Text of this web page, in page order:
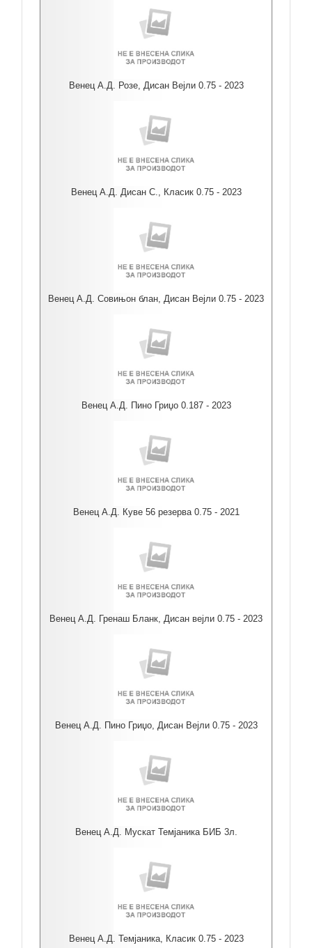
Венец А.Д. Розе, Дисан Вејли 0.75 - 2023
Венец А.Д. Дисан С., Класик 0.75 - 2023
Венец А.Д. Совињон блан, Дисан Вејли 0.75 - 2023
Венец А.Д. Пино Гриџо 0.187 - 2023
Венец А.Д. Куве 56 резерва 0.75 - 2021
Венец А.Д. Гренаш Бланк, Дисан вејли 0.75 - 2023
Венец А.Д. Пино Гриџо, Дисан Вејли 0.75 - 2023
Венец А.Д. Мускат Темјаника БИБ 3л.
Венец А.Д. Темјаника, Класик 0.75 - 2023